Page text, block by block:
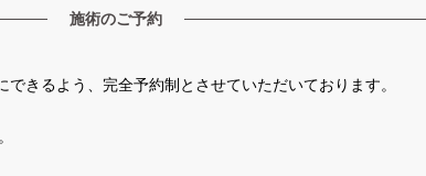
施術のご予約
きるよう、完全予約制とさせていただいております。